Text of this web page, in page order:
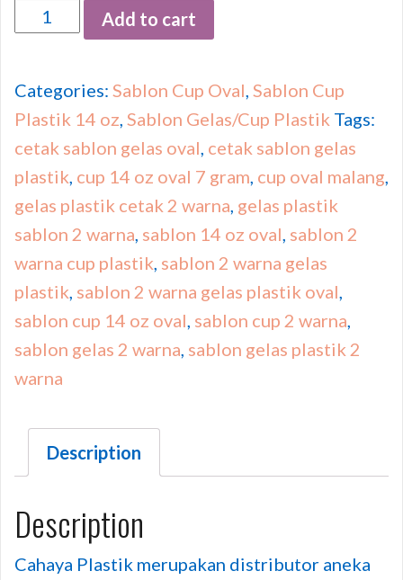
Quantity
Add to cart
Categories: Sablon Cup Oval Sablon Cup
Plastik 14 oz Sablon Gelas/Cup Plastik Tags:
cetak sablon gelas oval cetak sablon gelas
plastik cup 14 oz oval 7 gram cup oval malang
gelas plastik cetak 2 warna gelas plastik
sablon 2 warna sablon 14 oz oval sablon 2
warna cup plastik sablon 2 warna gelas
plastik sablon 2 warna gelas plastik oval
sablon cup 14 oz oval sablon cup 2 warna
sablon gelas 2 warna sablon gelas plastik 2
warna
Description
Description
Cahaya Plastik merupakan distributor aneka